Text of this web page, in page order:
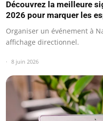
Découvrez la meilleure
2026 pour marquer les
Organiser un événement à
affichage directionnel.
8 juin 2026